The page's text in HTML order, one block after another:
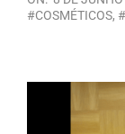
#COSMÉTICOS,